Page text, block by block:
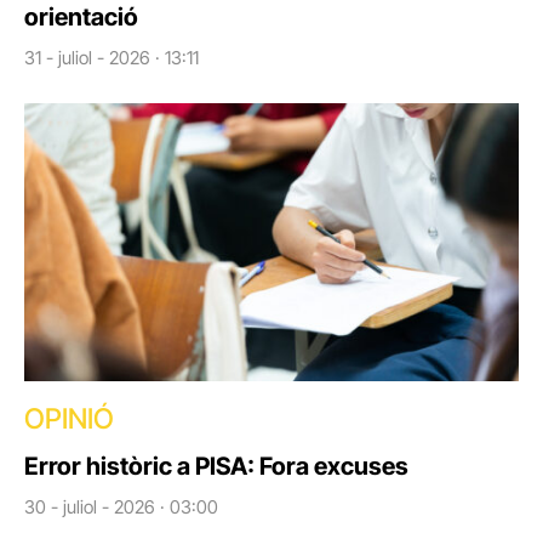
orientació
31 - juliol - 2026 · 13:11
OPINIÓ
Error històric a PISA: Fora excuses
30 - juliol - 2026 · 03:00